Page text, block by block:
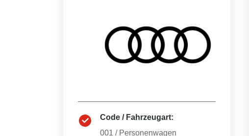
Code / Fahrzeugart:
001 / Personenwagen